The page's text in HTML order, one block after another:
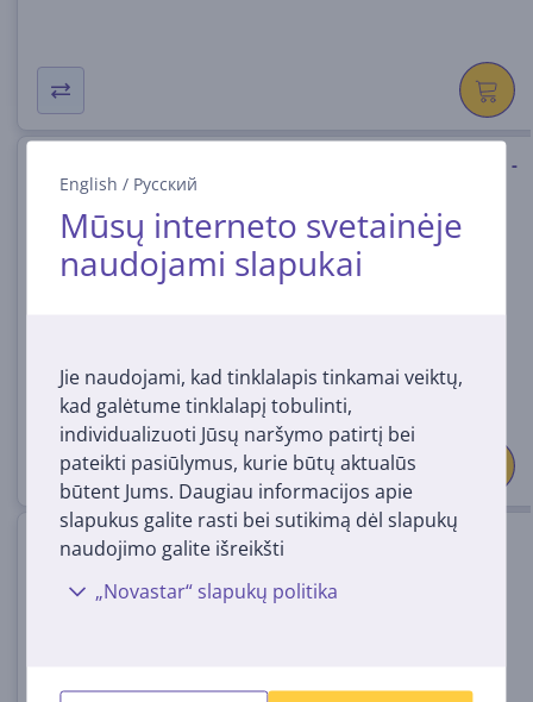
English / Русский
Mūsų interneto svetainėje
naudojami slapukai
Jie naudojami, kad tinklalapis tinkamai veiktų,
kad galėtume tinklalapį tobulinti,
individualizuoti Jūsų naršymo patirtį bei
pateikti pasiūlymus, kurie būtų aktualūs
būtent Jums. Daugiau informacijos apie
slapukus galite rasti bei sutikimą dėl slapukų
naudojimo galite išreikšti
„Novastar“ slapukų politika
Razer Iskur V2 NewGen, juoda -
RZ38-04900800-R3G1
Turime sandėlyje
Žaidimų kėdė Razer Enki Pro,
Kaina: